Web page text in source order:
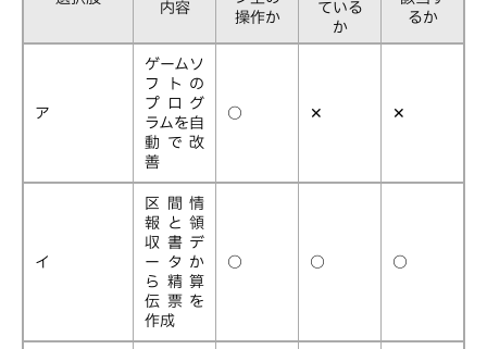
内容
操作か
ている
か
るか
ア
ゲームソ
フトの
プログ
ラムを自
動で改
善
○ ✕ ✕
イ
区間情
報と領
収書デ
ータか
ら精算
伝票を
作成
○ ○ ○